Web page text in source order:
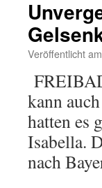
Veröffentlicht am
kann
hatten es
Isabella.
nach